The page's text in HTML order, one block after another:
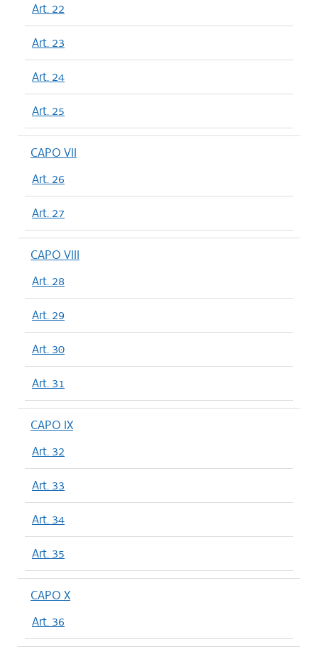
Art. 22
Art. 23
Art. 24
Art. 25
CAPO VII
Art. 26
Art. 27
CAPO VIII
Art. 28
Art. 29
Art. 30
Art. 31
CAPO IX
Art. 32
Art. 33
Art. 34
Art. 35
CAPO X
Art. 36